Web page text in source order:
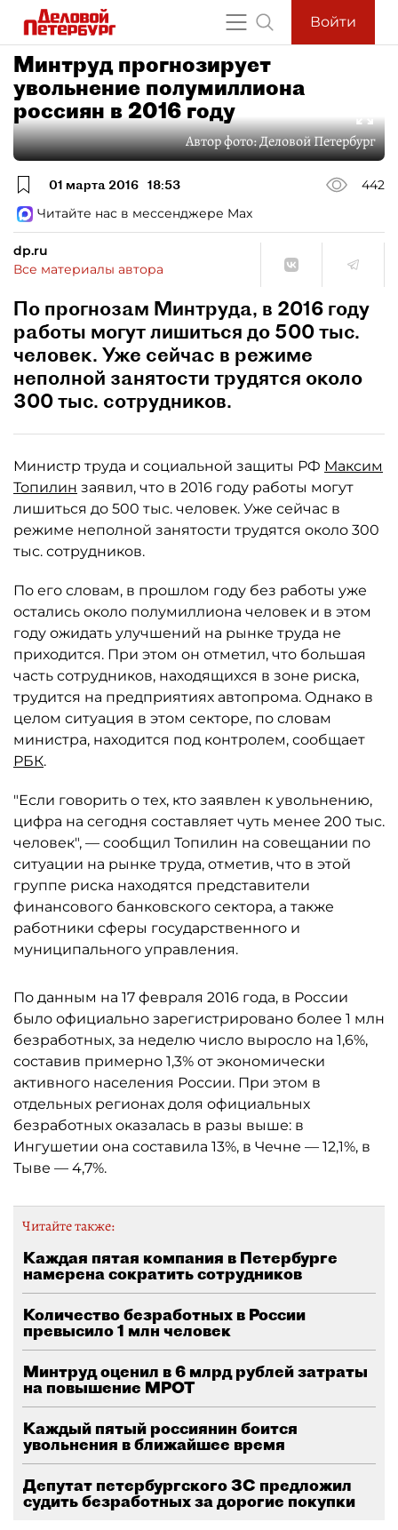
Войти
Минтруд прогнозирует
увольнение полумиллиона
россиян в 2016 году
Автор фото:Деловой Петербург
01 марта 2016 18:53
442
Читайте нас в мессенджере Max
dp.ru
Все материалы автора
По прогнозам Минтруда, в 2016 году
работы могут лишиться до 500 тыс.
человек. Уже сейчас в режиме
неполной занятости трудятся около
300 тыс. сотрудников.
Министр труда и социальной защиты РФ Максим
Топилин заявил, что в 2016 году работы могут
лишиться до 500 тыс. человек. Уже сейчас в
режиме неполной занятости трудятся около 300
тыс. сотрудников.
По его словам, в прошлом году без работы уже
остались около полумиллиона человек и в этом
году ожидать улучшений на рынке труда не
приходится. При этом он отметил, что большая
часть сотрудников, находящихся в зоне риска,
трудится на предприятиях автопрома. Однако в
целом ситуация в этом секторе, по словам
министра, находится под контролем, сообщает
РБК.
"Если говорить о тех, кто заявлен к увольнению,
цифра на сегодня составляет чуть менее 200 тыс.
человек", — сообщил Топилин на совещании по
ситуации на рынке труда, отметив, что в этой
группе риска находятся представители
финансового банковского сектора, а также
работники сферы государственного и
муниципального управления.
По данным на 17 февраля 2016 года, в России
было официально зарегистрировано более 1 млн
безработных, за неделю число выросло на 1,6%,
составив примерно 1,3% от экономически
активного населения России. При этом в
отдельных регионах доля официальных
безработных оказалась в разы выше: в
Ингушетии она составила 13%, в Чечне — 12,1%, в
Тыве — 4,7%.
Читайте также:
Каждая пятая компания в Петербурге
намерена сократить сотрудников
Количество безработных в России
превысило 1 млн человек
Минтруд оценил в 6 млрд рублей затраты
на повышение МРОТ
Каждый пятый россиянин боится
увольнения в ближайшее время
Депутат петербургского ЗС предложил
судить безработных за дорогие покупки